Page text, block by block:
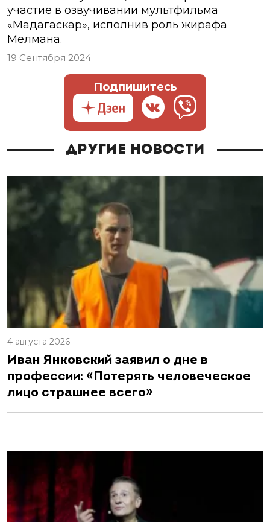
участие в озвучивании мультфильма
«Мадагаскар», исполнив роль жирафа
Мелмана.
19 Сентября 2024
Подпишитесь
Другие новости
4 августа 2026
Иван Янковский заявил о дне в
профессии: «Потерять человеческое
лицо страшнее всего»